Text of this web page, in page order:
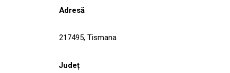
Adresă
217495, Tismana
Județ